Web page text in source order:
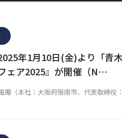
年1月10日(金)より「青
ェア2025』が開催（N…
庵（本社：大阪府阪南市、代表取締役